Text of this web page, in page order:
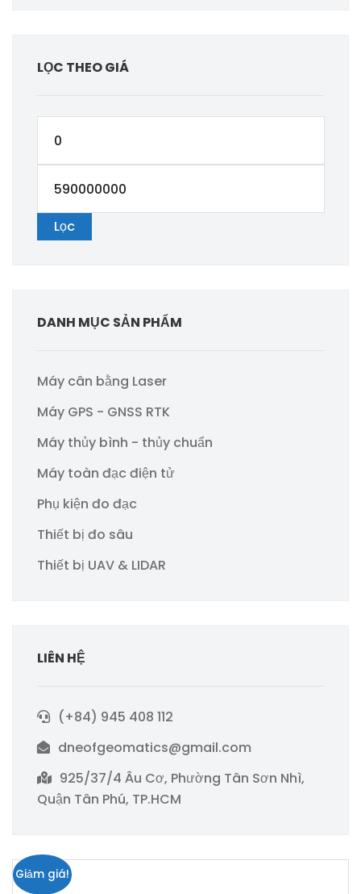
LỌC THEO GIÁ
nhất
nhấtLọc
DANH MỤC SẢN PHẨM
Máy cân bằng Laser
Máy GPS - GNSS RTK
Máy thủy bình - thủy chuẩn
Máy toàn đạc điện tử
Phụ kiện đo đạc
Thiết bị đo sâu
Thiết bị UAV & LIDAR
LIÊN HỆ
(+84) 945 408 112
dneofgeomatics@gmail.com
925/37/4 Âu Cơ, Phường Tân Sơn Nhì,
Quận Tân Phú, TP.HCM
Giảm giá!